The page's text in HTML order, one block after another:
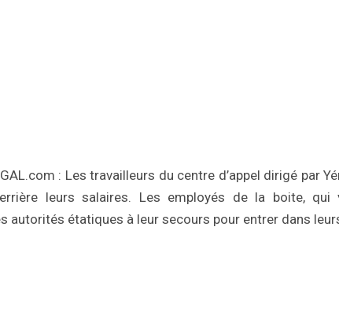
: Les travailleurs du centre d’appel dirigé par
leurs salaires. Les employés de la boite, qui
autorités étatiques à leur secours pour entrer dans